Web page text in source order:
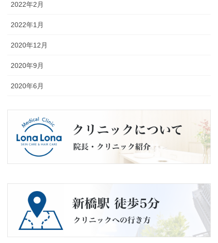
2022年2月
2022年1月
2020年12月
2020年9月
2020年6月